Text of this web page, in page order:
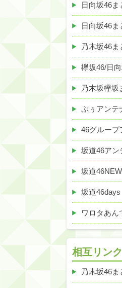
日向坂46
日向坂46
乃木坂46
欅坂46/日
乃木坂欅坂
ぷぅアンテ
46グループ
坂道46アン
坂道
坂道46days
ワロタあん
相互リンク
乃木坂46ま